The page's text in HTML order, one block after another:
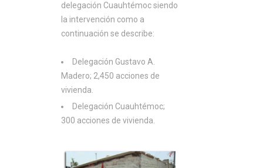
delegación Cuauhtémoc siendo
la intervención como a
continuación se describe:
Delegación Gustavo A.
Madero; 2,450 acciones de
vivienda.
Delegación Cuauhtémoc;
300 acciones de vivienda.